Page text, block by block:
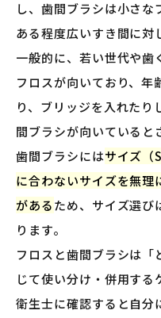
し、歯間ブラシは小さな
ある程度広いすき間に対
一般的に、若い世代や
フロスが向いており、年
り、ブリッジを入れた
間ブラシが向いていると
歯間ブラシにはサイズ（
に合わないサイズを無理
があるため、サイズ選び
ります。
フロスと歯間ブラシは
じて使い分け・併用す
衛生士に確認すると自分